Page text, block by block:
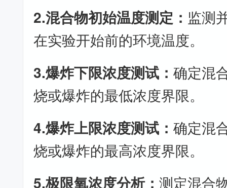
2.混合物初始温度测定： 监测
在实验开始前的环境温度。
3.爆炸下限浓度测试：确定混
烧或爆炸的最低浓度界限。
4.爆炸上限浓度测试：确定混
烧或爆炸的最高浓度界限。
5.极限氧浓度分析：测定混合